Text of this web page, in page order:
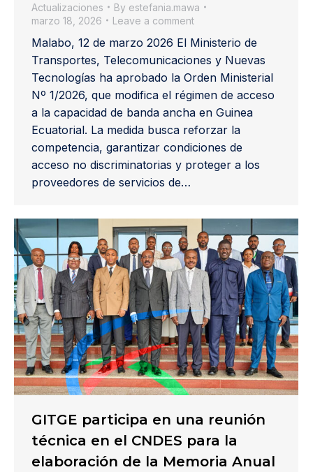
Actualizaciones By estefania.mawa
marzo 18, 2026
Leave a comment
Malabo, 12 de marzo 2026 El Ministerio de
Transportes, Telecomunicaciones y Nuevas
Tecnologías ha aprobado la Orden Ministerial
Nº 1/2026, que modifica el régimen de acceso
a la capacidad de banda ancha en Guinea
Ecuatorial. La medida busca reforzar la
competencia, garantizar condiciones de
acceso no discriminatorias y proteger a los
proveedores de servicios de…
GITGE participa en una reunión
técnica en el CNDES para la
elaboración de la Memoria Anual